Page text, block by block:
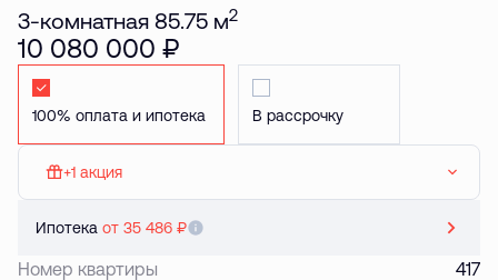
3-комнатная 85.75 м2
10 080 000 ₽
Стандартная Стандартная
+1 акция
Ипотека от 35 486 ₽
Номер квартиры 417